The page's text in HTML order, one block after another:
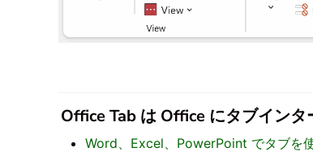
Office Tab は Office にタブイン
Word、Excel、PowerPoint でタブを